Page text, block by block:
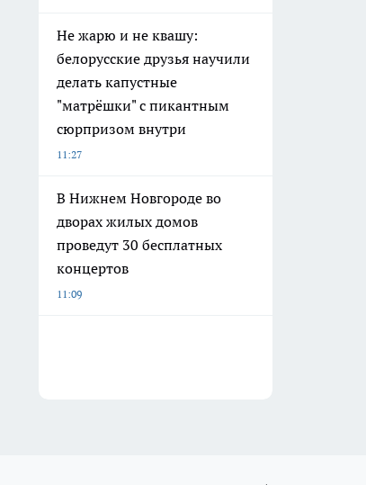
Не жарю и не квашу:
белорусские друзья научили
делать капустные
"матрёшки" с пикантным
сюрпризом внутри
11:27
В Нижнем Новгороде во
дворах жилых домов
проведут 30 бесплатных
концертов
11:09